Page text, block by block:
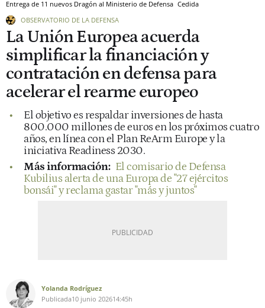
Entrega de 11 nuevos Dragón al Ministerio de Defensa Cedida
OBSERVATORIO DE LA DEFENSA
La Unión Europea acuerda
simplificar la financiación y
contratación en defensa para
acelerar el rearme europeo
El objetivo es respaldar inversiones de hasta
800.000 millones de euros en los próximos cuatro
años, en línea con el Plan ReArm Europe y la
iniciativa Readiness 2030.
Más información: El comisario de Defensa
Kubilius alerta de una Europa de "27 ejércitos
bonsái" y reclama gastar "más y juntos"
Yolanda Rodríguez
Publicada10 junio 202614:45h